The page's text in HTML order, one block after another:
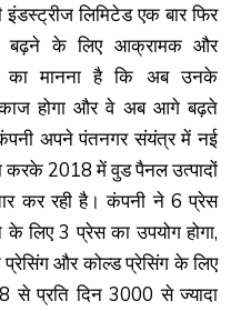
इंडस्ट्रीज लिमिटेड एक बार फिर
बढ़ने के लिए आक्रामक और
का मानना है कि अब उनके
होगा और वे अब आगे बढ़ते
अपने पंतनगर संयंत्र में नई
करके 2018 में वुड पैनल उत्पादों
कर रही है। कंपनी ने 6 प्रेस
के लिए 3 प्रेस का उपयोग होगा,
और कोल्ड प्रेसिंग के लिए
से प्रति दिन 3000 से ज्यादा